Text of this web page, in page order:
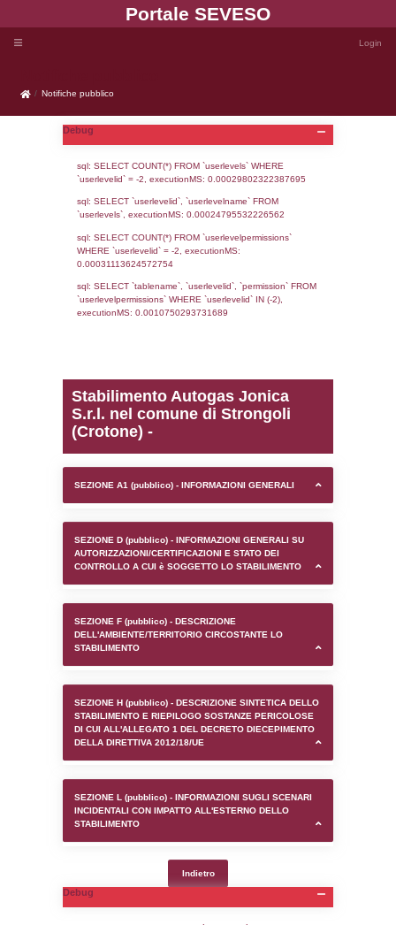
Portale
Notifiche pubblico
Notifiche pubblico
Debug
sql: SELECT COUNT(*) FROM `userlevels`
sql: SELECT `userlevelid`, `userlevelname`
0.00031113624572754
sql: SELECT `tablename`, `userlevelid`,
executionMS: 0.0010750293731689
Stabilimento Autogas
S.r.l. nel comune di
(Crotone) -
SEZIONE A1 (pubblico) - INFORMAZIONI
SEZIONE D (pubblico) - INFORMAZIONI
CONTROLLO A CUI è SOGGETTO LO